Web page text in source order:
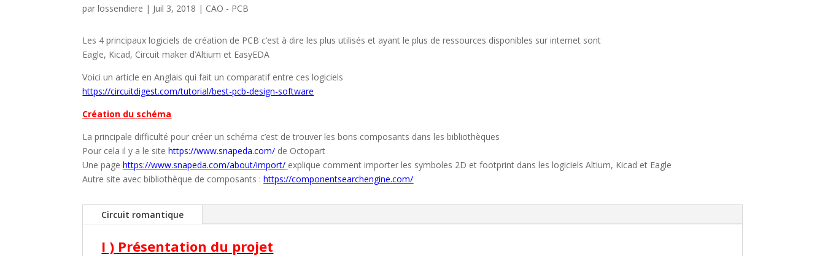
parlossendiere | Juil 3, 2018 | CAO - PCB
Les 4 principaux logiciels de création de PCB c’est à dire les plus utilisés et ayant le plus de ressources disponibles sur internet sont
Eagle, Kicad, Circuit maker d’Altium et EasyEDA
Voici un article en Anglais qui fait un comparatif entre ces logiciels
https://circuitdigest.com/tutorial/best-pcb-design-software
Création du schéma
La principale difficulté pour créer un schéma c’est de trouver les bons composants dans les bibliothèques
Pour cela il y a le sitehttps://www.snapeda.com/ de Octopart
Une pagehttps://www.snapeda.com/about/import/ explique comment importer les symboles 2D et footprint dans les logiciels Altium, Kicad et Eagle
Autre site avec bibliothèque de composants :https://componentsearchengine.com/
Circuit romantique
I ) Présentation du projet